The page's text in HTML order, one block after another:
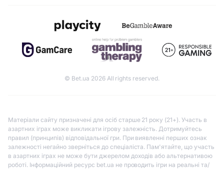
© Bet.ua 2026 All rights reserved.
Матеріали сайту призначені для осіб старше 21 року (21+). Участь в
азартних іграх може викликати ігрову залежність. Дотримуйтесь
правил (принципів) відповідальної гри. При виявленні перших ознак
залежності негайно зверніться до спеціаліста. Пам'ятайте, що участь
в азартних іграх не може бути джерелом доходів або альтернативою
роботі. Інформаційний ресурс bet.ua не проводить ігри на реальні та/